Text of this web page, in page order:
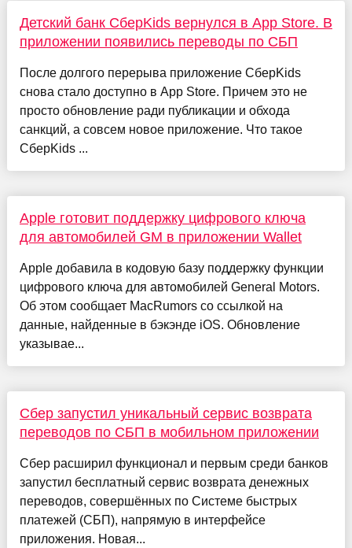
Детский банк СберKids вернулся в App Store. В
приложении появились переводы по СБП
После долгого перерыва приложение СберKids
снова стало доступно в App Store. Причем это не
просто обновление ради публикации и обхода
санкций, а совсем новое приложение. Что такое
СберKids ...
Apple готовит поддержку цифрового ключа
для автомобилей GM в приложении Wallet
Apple добавила в кодовую базу поддержку функции
цифрового ключа для автомобилей General Motors.
Об этом сообщает MacRumors со ссылкой на
данные, найденные в бэкэнде iOS. Обновление
указывае...
Сбер запустил уникальный сервис возврата
переводов по СБП в мобильном приложении
Сбер расширил функционал и первым среди банков
запустил бесплатный сервис возврата денежных
переводов, совершённых по Системе быстрых
платежей (СБП), напрямую в интерфейсе
приложения. Новая...